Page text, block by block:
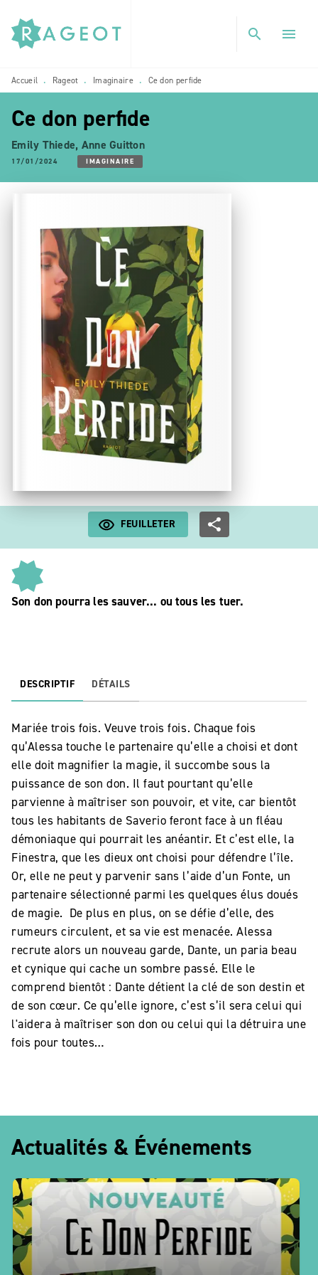
MENU RECHERCHE
PIED DE PAGE
search menu
Accueil • Rageot • Imaginaire • Ce don perfide
Ce don perfide
Emily Thiede, Anne Guitton
17/01/2024 IMAGINAIRE
FEUILLETER
Son don pourra les sauver... ou tous les tuer.
DESCRIPTIF DÉTAILS
Mariée trois fois. Veuve trois fois. Chaque fois
qu’Alessa touche le partenaire qu’elle a choisi et dont
elle doit magnifier la magie, il succombe sous la
puissance de son don. Il faut pourtant qu’elle
parvienne à maîtriser son pouvoir, et vite, car bientôt
tous les habitants de Saverio feront face à un fléau
démoniaque qui pourrait les anéantir. Et c’est elle, la
Finestra, que les dieux ont choisi pour défendre l’île.
Or, elle ne peut y parvenir sans l’aide d’un Fonte, un
partenaire sélectionné parmi les quelques élus doués
de magie. De plus en plus, on se défie d’elle, des
rumeurs circulent, et sa vie est menacée. Alessa
recrute alors un nouveau garde, Dante, un paria beau
et cynique qui cache un sombre passé. Elle le
comprend bientôt : Dante détient la clé de son destin et
de son cœur. Ce qu’elle ignore, c’est s’il sera celui qui
l'aidera à maîtriser son don ou celui qui la détruira une
fois pour toutes…
Actualités & Événements